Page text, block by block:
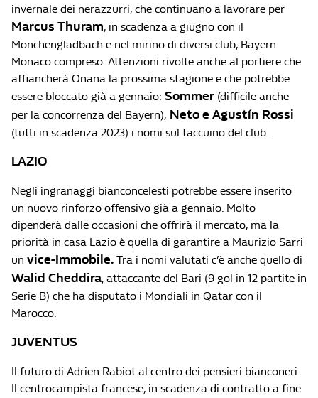
invernale dei nerazzurri, che continuano a lavorare per
Marcus Thuram, in scadenza a giugno con il
Monchengladbach e nel mirino di diversi club, Bayern
Monaco compreso. Attenzioni rivolte anche al portiere che
affiancherà Onana la prossima stagione e che potrebbe
essere bloccato già a gennaio: Sommer (difficile anche
per la concorrenza del Bayern), Neto e Agustín Rossi
(tutti in scadenza 2023) i nomi sul taccuino del club.
LAZIO
Negli ingranaggi bianconcelesti potrebbe essere inserito
un nuovo rinforzo offensivo già a gennaio. Molto
dipenderà dalle occasioni che offrirà il mercato, ma la
priorità in casa Lazio è quella di garantire a Maurizio Sarri
un vice-Immobile. Tra i nomi valutati c’è anche quello di
Walid Cheddira, attaccante del Bari (9 gol in 12 partite in
Serie B) che ha disputato i Mondiali in Qatar con il
Marocco.
JUVENTUS
Il futuro di Adrien Rabiot al centro dei pensieri bianconeri.
Il centrocampista francese, in scadenza di contratto a fine